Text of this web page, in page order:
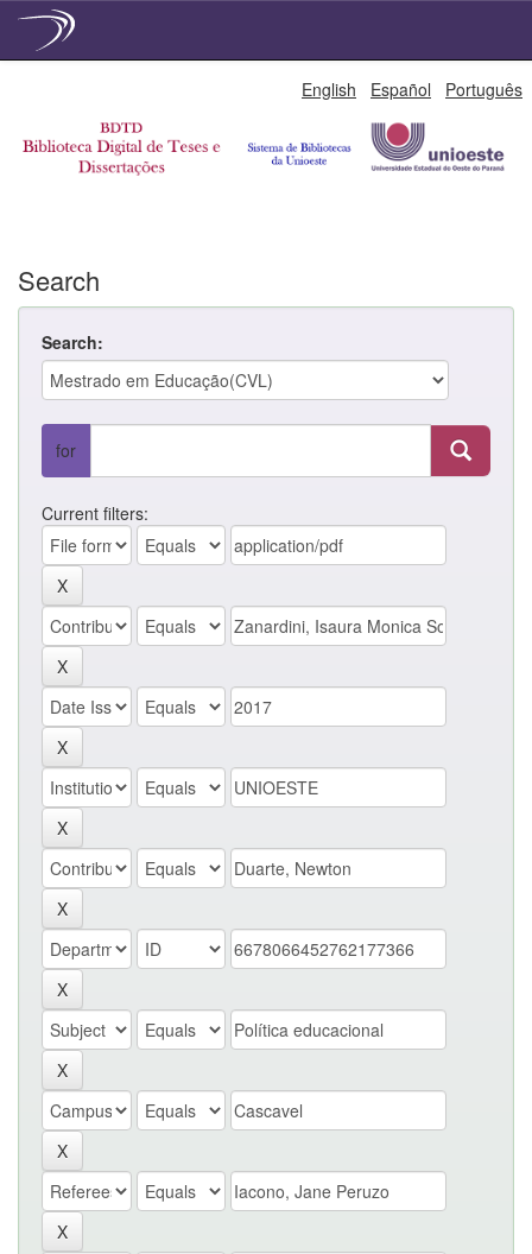
English Español Português
Search
Search:
for
Current filters: